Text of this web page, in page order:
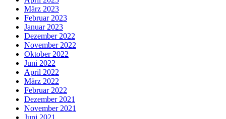
März 2023
Februar 2023
Januar 2023
Dezember 2022
November 2022
Oktober 2022
Juni 2022
April 2022
März 2022
Februar 2022
Dezember 2021
November 2021
Juni 2021